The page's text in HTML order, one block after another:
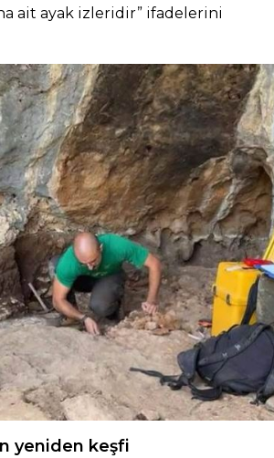
ait ayak izleridir” ifadelerini
yeniden keşfi